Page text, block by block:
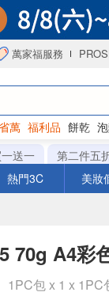
萬家福服務
萬 福利品 餅乾
送一 第二件五
熱門3C 美妝
70g A4彩
1PC包 x 1 x 1PC